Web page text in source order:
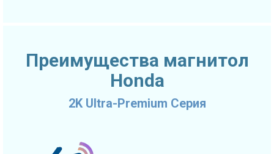
Преимущества магнитол
Honda
2K Ultra-Premium Серия